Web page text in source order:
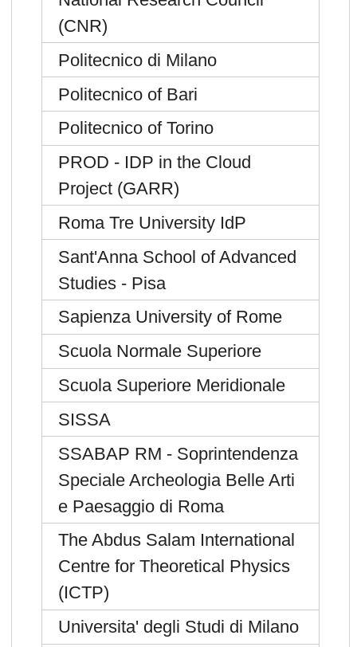
(CNR)
Politecnico di Milano
Politecnico of Bari
Politecnico of Torino
PROD - IDP in the Cloud
Project (GARR)
Roma Tre University IdP
Sant'Anna School of Advanced
Studies - Pisa
Sapienza University of Rome
Scuola Normale Superiore
Scuola Superiore Meridionale
SISSA
SSABAP RM - Soprintendenza
Speciale Archeologia Belle Arti
e Paesaggio di Roma
The Abdus Salam International
Centre for Theoretical Physics
(ICTP)
Universita' degli Studi di Milano